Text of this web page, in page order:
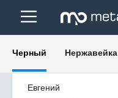
Черный Нержавейка
Евгений